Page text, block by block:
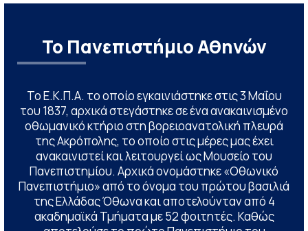
Το Πανεπιστήμιο Αθηνών
Το Ε.Κ.Π.Α. το οποίο εγκαινιάστηκε στις 3 Μαΐου
του 1837, αρχικά στεγάστηκε σε ένα ανακαινισμένο
οθωμανικό κτήριο στη βορειοανατολική πλευρά
της Ακρόπολης, το οποίο στις μέρες μας έχει
ανακαινιστεί και λειτουργεί ως Μουσείο του
Πανεπιστημίου. Αρχικά ονομάστηκε «Οθωνικό
Πανεπιστήμιο» από το όνομα του πρώτου βασιλιά
της Ελλάδας Όθωνα και αποτελούνταν από 4
ακαδημαϊκά Τμήματα με 52 φοιτητές. Καθώς